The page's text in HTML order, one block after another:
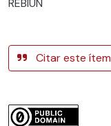
Citar este ítem